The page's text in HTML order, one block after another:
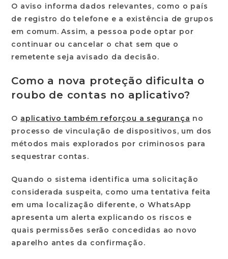
O aviso informa dados relevantes, como o país
de registro do telefone e a existência de grupos
em comum. Assim, a pessoa pode optar por
continuar ou cancelar o chat sem que o
remetente seja avisado da decisão.
Como a nova proteção dificulta o
roubo de contas no aplicativo?
O aplicativo também reforçou a segurança no
processo devinculação de dispositivos, um dos
métodos mais explorados por criminosos para
sequestrar contas.
Quando o sistema identifica uma solicitação
considerada suspeita, como uma tentativa feita
em uma localização diferente, o WhatsApp
apresenta um alerta explicando os riscos e
quais permissões serão concedidas ao novo
aparelho antes da confirmação.